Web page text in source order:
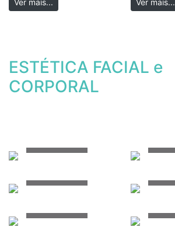
Ver mais... Ver mais...
ESTÉTICA FACIAL e
CORPORAL